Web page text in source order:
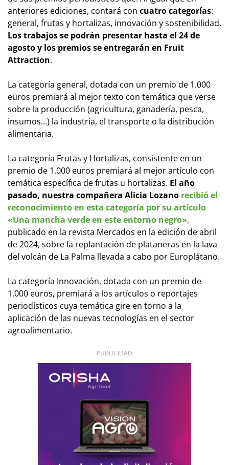
anteriores ediciones, contará con cuatro categorías:
general, frutas y hortalizas, innovación y sostenibilidad.
Los trabajos se podrán presentar hasta el 24 de
agosto y los premios se entregarán en Fruit
Attraction.
La categoría general, dotada con un premio de 1.000
euros premiará al mejor texto con temática que verse
sobre la producción (agricultura, ganadería, pesca,
insumos…) la industria, el transporte o la distribución
alimentaria.
La categoría Frutas y Hortalizas, consistente en un
premio de 1.000 euros premiará al mejor artículo con
temática específica de frutas u hortalizas. El año
pasado, nuestra compañera Alicia Lozano recibió el
reconocimiento en esta categoría por su artículo
«Una mancha verde en este entorno negro»,
publicado en la revista Mercados en la edición de abril
de 2024, sobre la replantación de plataneras en la lava
del volcán de La Palma llevada a cabo por Europlátano.
La categoría Innovación, dotada con un premio de
1.000 euros, premiará a los artículos o reportajes
periodísticos cuya temática gire en torno a la
aplicación de las nuevas tecnologías en el sector
agroalimentario.
PUBLICIDAD